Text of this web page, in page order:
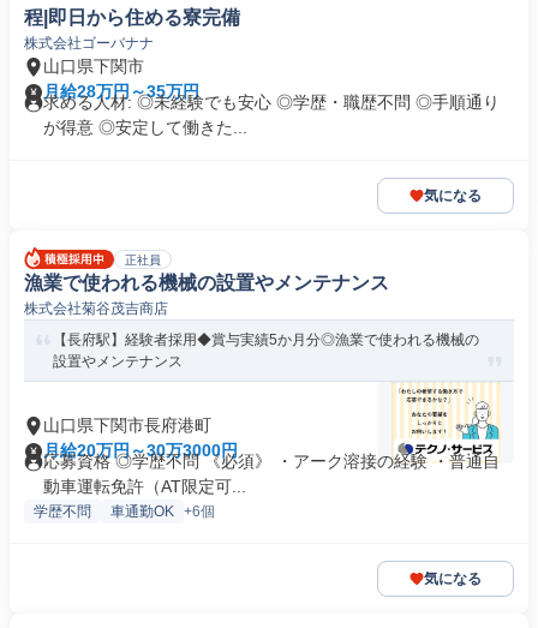
程|即日から住める寮完備
株式会社ゴーバナナ
山口県下関市
月給28万円～35万円
求める人材: ◎未経験でも安心 ◎学歴・職歴不問 ◎手順通り
が得意 ◎安定して働きた...
気になる
正社員
漁業で使われる機械の設置やメンテナンス
株式会社菊谷茂吉商店
【長府駅】経験者採用◆賞与実績5か月分◎漁業で使われる機械の
設置やメンテナンス
山口県下関市長府港町
月給20万円～30万3000円
応募資格 ◎学歴不問 《必須》 ・アーク溶接の経験 ・普通自
動車運転免許（AT限定可...
学歴不問 車通勤OK +6個
気になる